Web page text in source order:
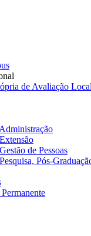
de Avaliação Local
de Pessoas
Pós-